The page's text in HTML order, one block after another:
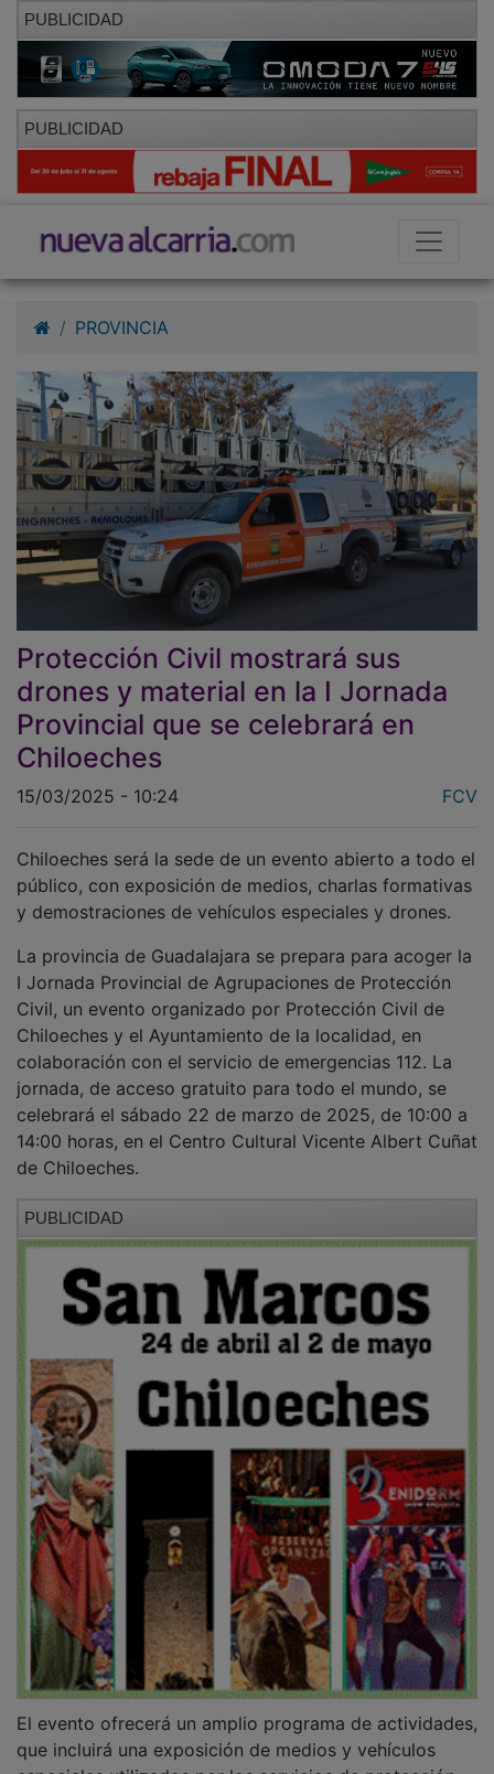
PUBLICIDAD
PUBLICIDAD
Protección Civil mostrará sus
drones y material en la I Jornada
Provincial que se celebrará en
Chiloeches
público, con exposición de medios, charlas formativas
y demostraciones de vehículos especiales y drones.
I Jornada Provincial de Agrupaciones de Protección
Civil, un evento organizado por Protección Civil de
Chiloeches y el Ayuntamiento de la localidad, en
colaboración con el servicio de emergencias 112. La
jornada, de acceso gratuito para todo el mundo, se
celebrará el sábado 22 de marzo de 2025, de 10:00 a
14:00 horas, en el Centro Cultural Vicente Albert Cuñat
de Chiloeches.
que incluirá una exposición de medios y vehículos
especiales utilizados por los servicios de protección